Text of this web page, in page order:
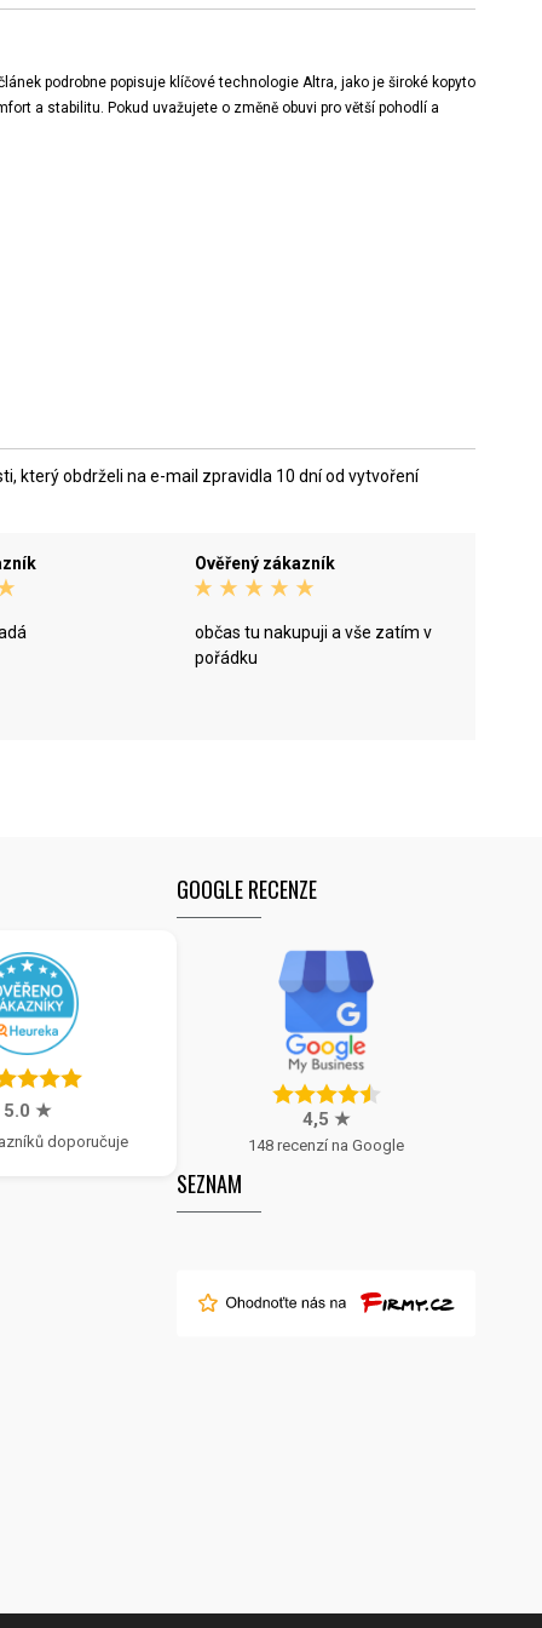
podrobne popisuje klíčové technologie Altra, jako je široké kopyto
a stabilitu. Pokud uvažujete o změně obuvi pro větší pohodlí a
který obdrželi na e-mail zpravidla 10 dní od vytvoření
Ověřený zákazník
občas tu nakupuji a vše zatím v
pořádku
5.0 ★
doporučuje
GOOGLE RECENZE
4,5 ★
148 recenzí na Google
SEZNAM